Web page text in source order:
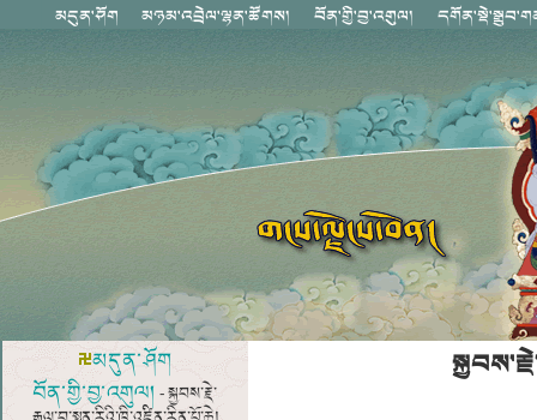
མདུན་ཤོག
བོན་གྱི་བྱ་འགུལ། - སྐྱབས་རྗེ་